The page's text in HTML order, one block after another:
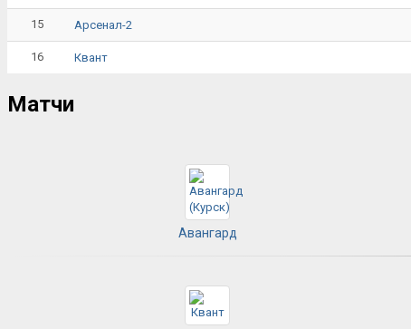
15 Арсенал-2
16 Квант
Матчи
Авангард